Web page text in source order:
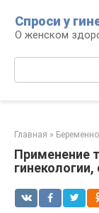
контенту
Спроси у
О женском
Главная »
Применение